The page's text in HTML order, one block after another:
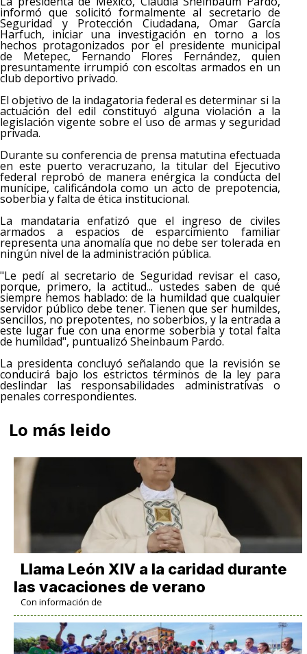
informó que solicitó formalmente al secretario de
Seguridad y Protección Ciudadana, Omar García
Harfuch, iniciar una investigación en torno a los
hechos protagonizados por el presidente municipal
de Metepec, Fernando Flores Fernández, quien
presuntamente irrumpió con escoltas armados en un
club deportivo privado.
El objetivo de la indagatoria federal es determinar si la
actuación del edil constituyó alguna violación a la
legislación vigente sobre el uso de armas y seguridad
privada.
Durante su conferencia de prensa matutina efectuada
en este puerto veracruzano, la titular del Ejecutivo
federal reprobó de manera enérgica la conducta del
munícipe, calificándola como un acto de prepotencia,
soberbia y falta de ética institucional.
La mandataria enfatizó que el ingreso de civiles
armados a espacios de esparcimiento familiar
representa una anomalía que no debe ser tolerada en
ningún nivel de la administración pública.
"Le pedí al secretario de Seguridad revisar el caso,
porque, primero, la actitud... ustedes saben de qué
siempre hemos hablado: de la humildad que cualquier
servidor público debe tener. Tienen que ser humildes,
sencillos, no prepotentes, no soberbios, y la entrada a
este lugar fue con una enorme soberbia y total falta
de humildad", puntualizó Sheinbaum Pardo.
La presidenta concluyó señalando que la revisión se
conducirá bajo los estrictos términos de la ley para
deslindar las responsabilidades administrativas o
penales correspondientes.
Lo más leido
Llama León XIV a la caridad durante
las vacaciones de verano
Con información de